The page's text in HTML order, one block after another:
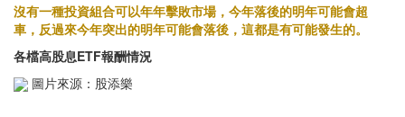
沒有一種投資組合可以年年擊敗市場，今年落後的明年可能會超
車，反過來今年突出的明年可能會落後，這都是有可能發生的。
各檔高股息ETF報酬情況
圖片來源：股添樂